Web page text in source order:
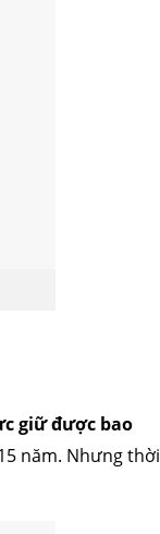
giữ được bao
năm. Nhưng thời